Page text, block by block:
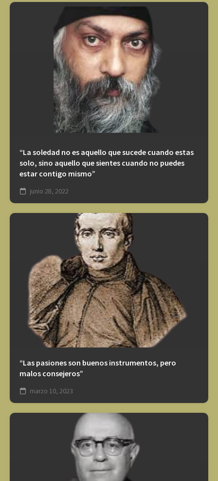
“La soledad no es aquello que sucede cuando estas
solo, sino aquello que sientes cuando no puedes
estar contigo mismo”
junio 28, 2022
“Las pasiones son buenos instrumentos, pero
malos consejeros”
marzo 10, 2023